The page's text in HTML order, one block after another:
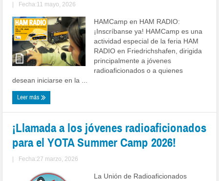
| Fecha:11 mayo, 2026
HAMCamp en HAM RADIO:
¡Inscríbanse ya! HAMCamp es una
actividad especial de la feria HAM
RADIO en Friedrichshafen, dirigida
principalmente a jóvenes
radioaficionados o a quienes
desean iniciarse en la ...
Leer más
¡Llamada a los jóvenes radioaficionados
para el YOTA Summer Camp 2026!
| Fecha:27 marzo, 2026
La Unión de Radioaficionados